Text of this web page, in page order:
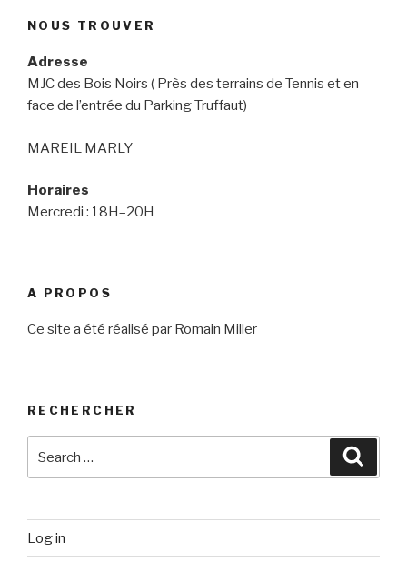
NOUS TROUVER
Adresse
MJC des Bois Noirs ( Près des terrains de Tennis et en
face de l’entrée du Parking Truffaut)
MAREIL MARLY
Horaires
Mercredi : 18H–20H
A PROPOS
Ce site a été réalisé par Romain Miller
RECHERCHER
for:
Log in